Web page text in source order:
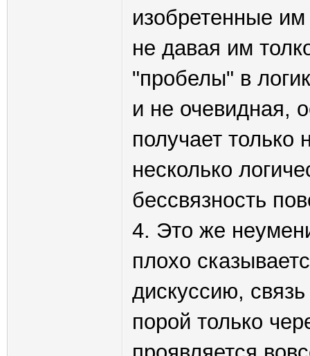
изобретенные им
не давая им
"пробелы" в
и не очевидная,
получает
несколько
бессвязность
4. Это же
плохо
дискуссию,
порой только